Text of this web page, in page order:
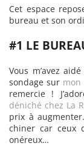
Cet espace
bureau et son
#1 LE
Vous m’avez
sondage sur mon
remercie !
déniché chez La
prix à
chiner car ceux
onéreux…